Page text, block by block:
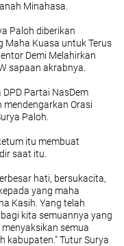
Minahasa.
Paloh diberikan
Maha Kuasa untuk Terus
Demi Melahirkan
sapaan akrabnya.
Partai NasDem
Orasi
Paloh.
itu membuat
saat itu.
hati, bersukacita,
yang maha
Kasih. Yang telah
kita semuannya yang
semua
kabupaten." Tutur Surya